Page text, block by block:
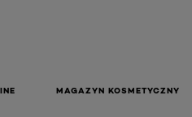
MAGAZYN KOSMETYCZNY